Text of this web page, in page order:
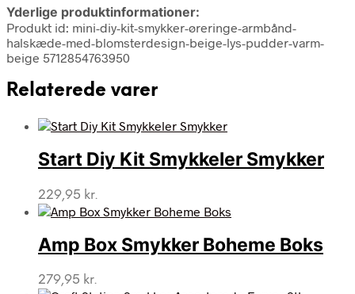
Yderlige produktinformationer:
Produkt id: mini-diy-kit-smykker-øreringe-armbånd-
halskæde-med-blomsterdesign-beige-lys-pudder-varm-
beige 5712854763950
Relaterede varer
Start Diy Kit Smykkeler Smykker
229,95 kr.
Amp Box Smykker Boheme Boks
279,95 kr.